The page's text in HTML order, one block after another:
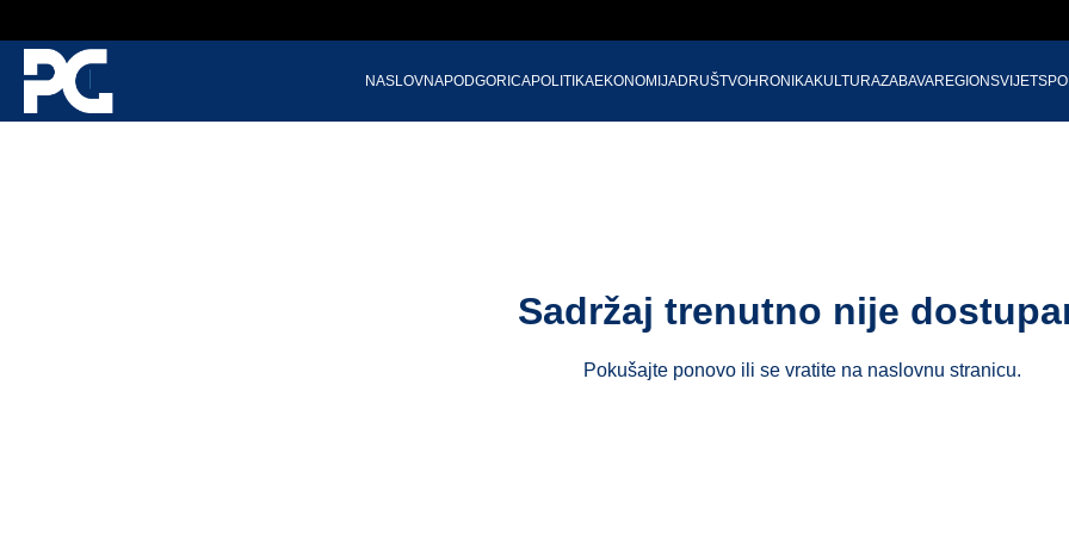
NASLOVNAPODGORICAPOLITIKAEKONOMIJADRUŠTVOHRONIKAKULTURAZABAVAREGIONSVIJET
Sadržaj trenutno nije
Pokušajte ponovo ili se vratite na naslovnu stranicu.